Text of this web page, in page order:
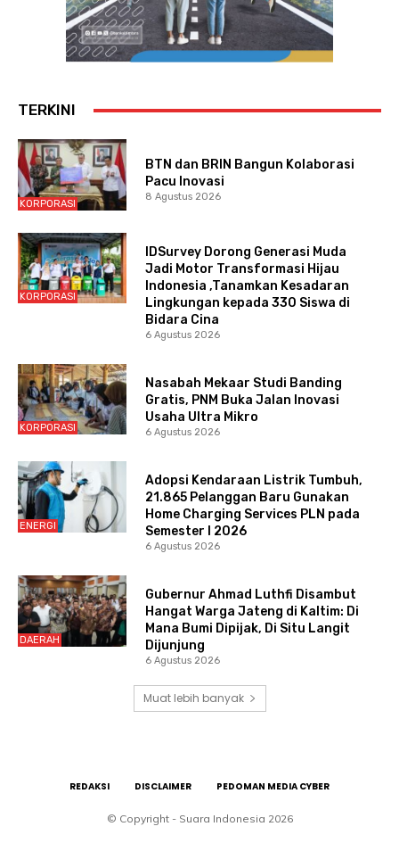
TERKINI
KORPORASI
BTN dan BRIN Bangun Kolaborasi
Pacu Inovasi
8 Agustus 2026
KORPORASI
IDSurvey Dorong Generasi Muda
Jadi Motor Transformasi Hijau
Indonesia ,Tanamkan Kesadaran
Lingkungan kepada 330 Siswa di
Bidara Cina
6 Agustus 2026
KORPORASI
Nasabah Mekaar Studi Banding
Gratis, PNM Buka Jalan Inovasi
Usaha Ultra Mikro
6 Agustus 2026
ENERGI
Adopsi Kendaraan Listrik Tumbuh,
21.865 Pelanggan Baru Gunakan
Home Charging Services PLN pada
Semester I 2026
6 Agustus 2026
DAERAH
Gubernur Ahmad Luthfi Disambut
Hangat Warga Jateng di Kaltim: Di
Mana Bumi Dipijak, Di Situ Langit
Dijunjung
6 Agustus 2026
Muat lebih banyak
REDAKSI DISCLAIMER PEDOMAN MEDIA CYBER
© Copyright - Suara Indonesia 2026